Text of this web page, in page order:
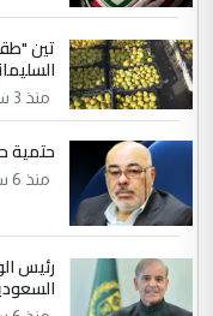
تين
منذ 3 ساعة
حتمية
منذ 6 ساعة
رئيس